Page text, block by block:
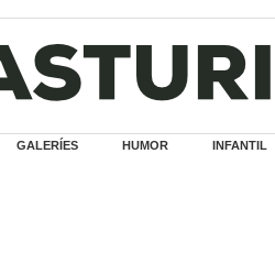
GALERÍES HUMOR INFANTIL